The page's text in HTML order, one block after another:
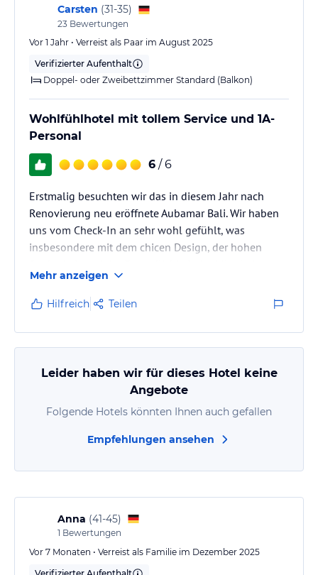
Carsten (31-35)
23 Bewertungen
Vor 1 Jahr • Verreist als Paar im August 2025
Verifizierter Aufenthalt
Doppel- oder Zweibettzimmer Standard (Balkon)
Wohlfühlhotel mit tollem Service und 1A-
Personal
6 / 6
Erstmalig besuchten wir das in diesem Jahr nach
Renovierung neu eröffnete Aubamar Bali. Wir haben
uns vom Check-In an sehr wohl gefühlt, was
insbesondere mit dem chicen Design, der hohen
tun hatte. Trotz der prominenten Schinkenstraßen-
Lage war das Hotel keinesfalls ein Zielort für
Hardcore-Ballermann-Touristen, sondern zeigte ein
bunt gemischtes, internationales Publikum.
Mehr anzeigen
Hilfreich Teilen
Leider haben wir für dieses Hotel keine
Angebote
Folgende Hotels könnten Ihnen auch gefallen
Empfehlungen ansehen
Anna (41-45)
1 Bewertungen
Vor 7 Monaten • Verreist als Familie im Dezember 2025